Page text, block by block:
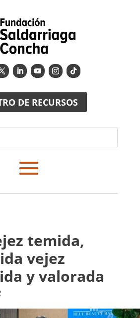
DE RECURSOS
temida,
vejez
y valorada